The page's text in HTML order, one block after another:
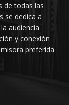
de todas las
se dedica a
audiencia
y conexión
preferida